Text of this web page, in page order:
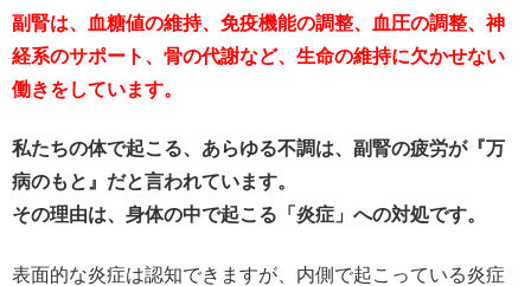
副腎は、血糖値の維持、免疫機能の調整、血圧の調整、神
経系のサポート、骨の代謝など、生命の維持に欠かせない
働きをしています。
私たちの体で起こる、あらゆる不調は、副腎の疲労が『万
病のもと』だと言われています。
その理由は、身体の中で起こる「炎症」への対処です。
表面的な炎症は認知できますが、内側で起こっている炎症